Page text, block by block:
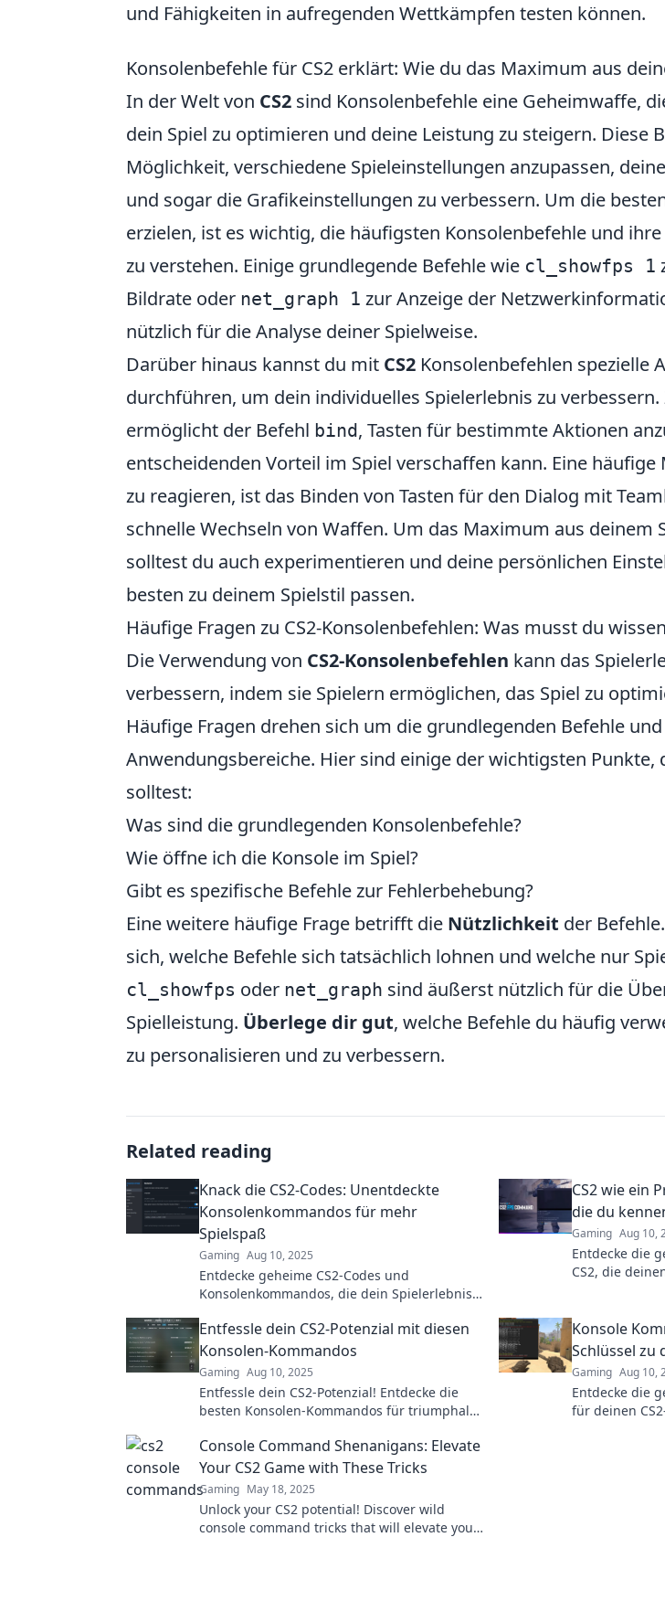
und Fähigkeiten in aufregenden Wettkämpfen testen können.
Konsolenbefehle für CS2 erklärt: Wie du das Maximum aus
In der Welt von CS2 sind Konsolenbefehle eine Geheimwaffe,
dein Spiel zu optimieren und deine Leistung zu steigern. Diese
Möglichkeit, verschiedene Spieleinstellungen anzupassen,
und sogar die Grafikeinstellungen zu verbessern. Um die
erzielen, ist es wichtig, die häufigsten Konsolenbefehle und
zu verstehen. Einige grundlegende Befehle wie cl_showfps 1
Bildrate oder net_graph 1 zur Anzeige der
nützlich für die Analyse deiner Spielweise.
Darüber hinaus kannst du mit CS2 Konsolenbefehlen spezielle
durchführen, um dein individuelles Spielerlebnis zu verbessern.
ermöglicht der Befehl bind, Tasten für bestimmte Aktionen
entscheidenden Vorteil im Spiel verschaffen kann. Eine
zu reagieren, ist das Binden von Tasten für den Dialog mit
schnelle Wechseln von Waffen. Um das Maximum aus deinem
solltest du auch experimentieren und deine persönlichen
besten zu deinem Spielstil passen.
Häufige Fragen zu CS2-Konsolenbefehlen: Was musst du
Die Verwendung von CS2-Konsolenbefehlen kann das
verbessern, indem sie Spielern ermöglichen, das Spiel zu
Häufige Fragen drehen sich um die grundlegenden Befehle
Anwendungsbereiche. Hier sind einige der wichtigsten Punkte,
solltest:
Was sind die grundlegenden Konsolenbefehle?
Wie öffne ich die Konsole im Spiel?
Gibt es spezifische Befehle zur Fehlerbehebung?
Eine weitere häufige Frage betrifft die Nützlichkeit der
sich, welche Befehle sich tatsächlich lohnen und welche nur
cl_showfps oder net_graph sind äußerst nützlich für die
Spielleistung. Überlege dir gut, welche Befehle du häufig
zu personalisieren und zu verbessern.
Related reading
Knack die CS2-Codes: Unentdeckte
Konsolenkommandos für mehr
Spielspaß
Gaming Aug 10, 2025
Entdecke geheime CS2-Codes und
Konsolenkommandos, die dein Spielerlebnis
Möglichkeiten warten auf dich!
CS2 wie ein
die du
Gaming Aug 10,
Entdecke die
CS2, die
Entfessle dein CS2-Potenzial mit diesen
Konsolen-Kommandos
Gaming Aug 10, 2025
Entfessle dein CS2-Potenzial! Entdecke die
besten Konsolen-Kommandos für triumphale
Skills jetzt!
Konsole
Schlüssel zu
Gaming Aug 10,
Entdecke die
für deinen
Console Command Shenanigans: Elevate
Your CS2 Game with These Tricks
Gaming May 18, 2025
Unlock your CS2 potential! Discover wild
console command tricks that will elevate your